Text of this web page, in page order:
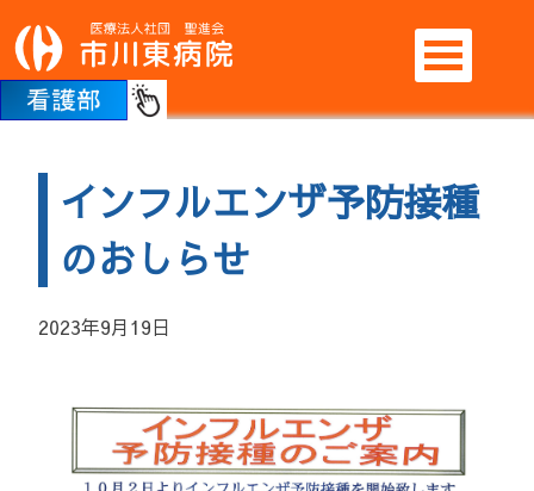
to
content
インフルエンザ予防接種
のおしらせ
2023年9月19日